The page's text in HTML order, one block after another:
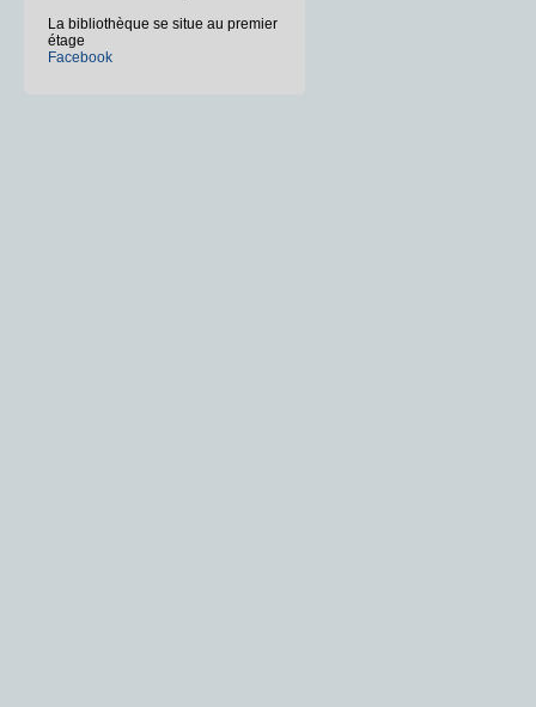
La bibliothèque se situe au premier
étage
Facebook